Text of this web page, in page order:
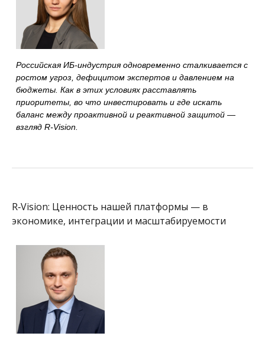
Российская ИБ-индустрия одновременно сталкивается с
ростом угроз, дефицитом экспертов и давлением на
бюджеты. Как в этих условиях расставлять
приоритеты, во что инвестировать и где искать
баланс между проактивной и реактивной защитой —
взгляд R-Vision.
R‑Vision: Ценность нашей платформы — в
экономике, интеграции и масштабируемости